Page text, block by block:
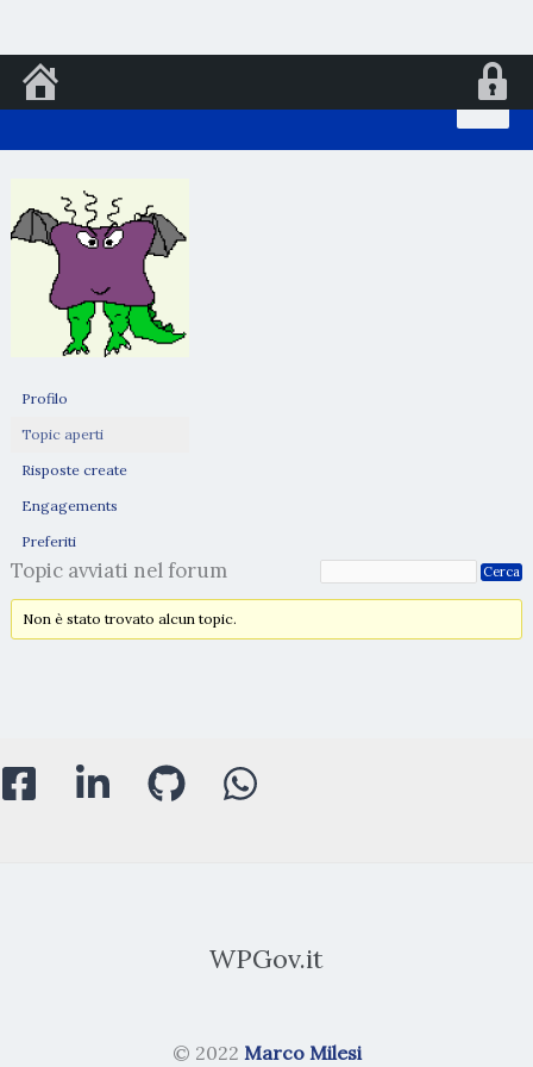
al
Profilo
Topic aperti
Risposte create
Engagements
Preferiti
Topic avviati nel forum
Non è stato trovato alcun topic.
WPGov.it
© 2022 Marco Milesi